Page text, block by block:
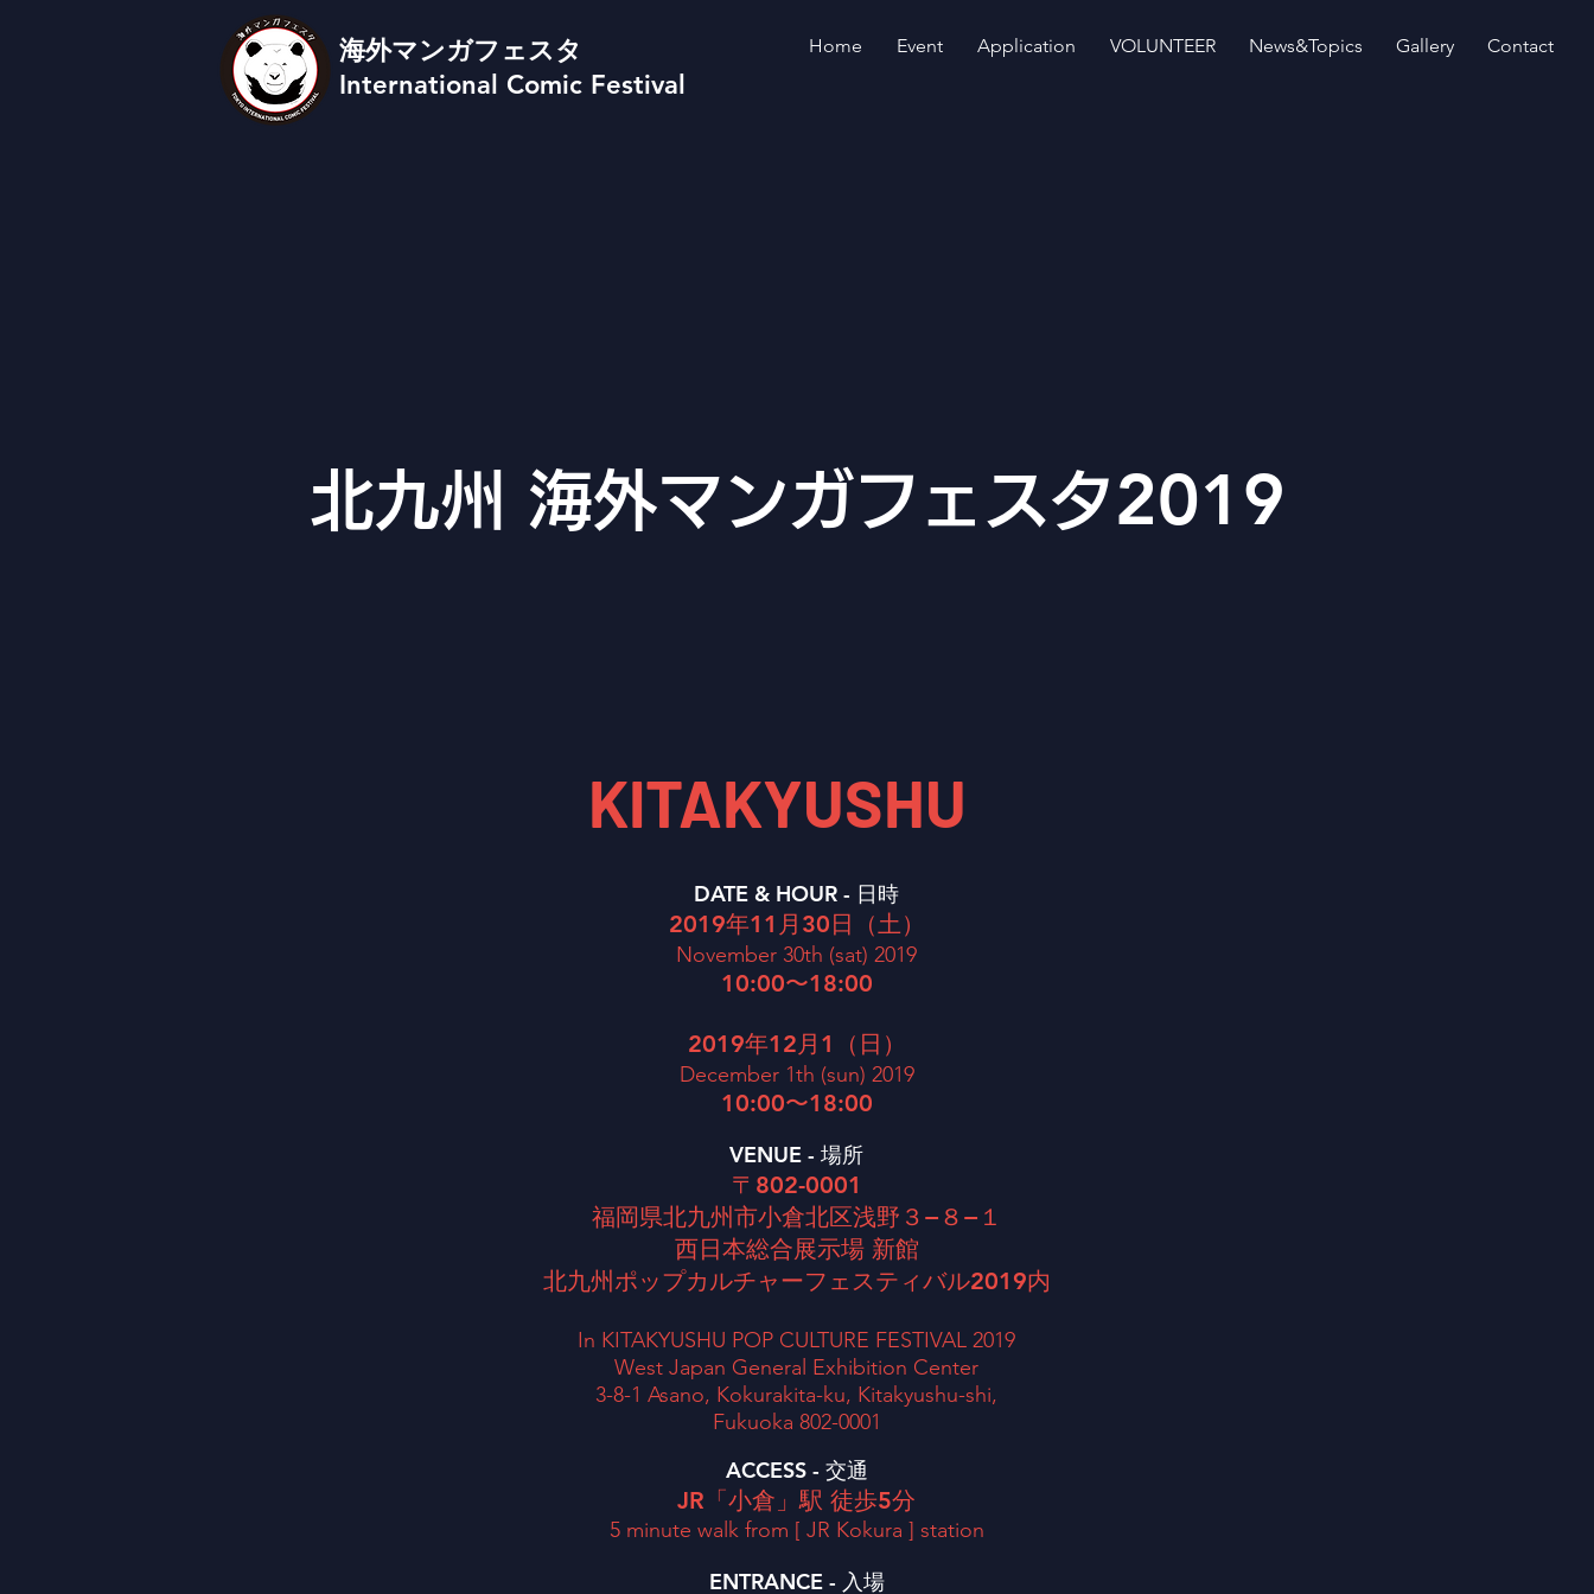
Home Event Application VOLUNTEER News&Topics Gallery Contact
海外マンガフェスタ
International Comic Festival
北九州 海外マンガフェスタ2019
KITAKYUSHU
DATE & HOUR - 日時
2019年11月30日（土）
​November 30th (sat) 2019
10:00〜18:00
2019年12月1（日）
December 1th (sun) 2019
10:00〜18:00
VENUE - 場所
〒802-0001
福岡県北九州市小倉北区浅野３−８−１
西日本総合展示場 新館
北九州ポップカルチャーフェスティバル2019内
In KITAKYUSHU POP CULTURE FESTIVAL 2019
West Japan General Exhibition Center
3-8-1 Asano, Kokurakita-ku, Kitakyushu-shi,
Fukuoka 802-0001
ACCESS - 交通
JR「小倉」駅 徒歩5分
5 minute walk from [ JR Kokura ] station
ENTRANCE - 入場